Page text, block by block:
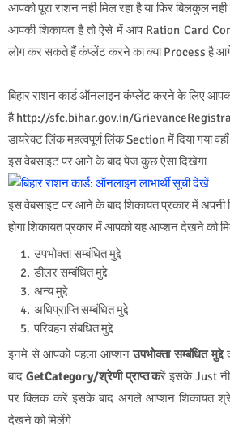
आपको पूरा राशन नही मिल रहा है या फिर बिलकुल
आपकी शिकायत है तो ऐसे में आप Ration Card
लोग कर सकते हैं कंप्लेंट करने का क्या Process है
बिहार राशन कार्ड ऑनलाइन कंप्लेंट करने के लिए
है http://sfc.bihar.gov.in/
डायरेक्ट लिंक महत्वपूर्ण लिंक Section में दिया गया
इस वेबसाइट पर आने के बाद पेज कुछ ऐसा दिखेगा
इस वेबसाइट पर आने के बाद शिकायत प्रकार में अपनी
होगा शिकायत प्रकार में आपको यह आप्शन देखने को
उपभोक्ता सम्बंधित मुद्दे
डीलर सम्बंधित मुद्दे
अन्य मुद्दे
अधिप्राप्ति सम्बंधित मुद्दे
परिवहन संबधित मुद्दे
इनमे से आपको पहला आप्शनउपभोक्ता सम्बंधित मुद्दे
बाद GetCategory/श्रेणी प्राप्त करें इसके Just
पर क्लिक करें इसके बाद अगले आप्शन शिकायत
देखने को मिलेंगे